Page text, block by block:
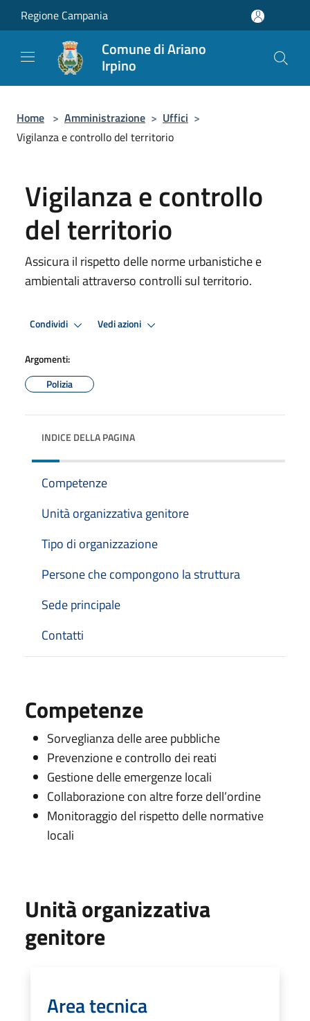
Salta al contenuto principale
Regione Campania
Comune di Ariano
Irpino
Home > Amministrazione > Uffici >
Vigilanza e controllo del territorio
Vigilanza e controllo
del territorio
Assicura il rispetto delle norme urbanistiche e
ambientali attraverso controlli sul territorio.
Condividi Vedi azioni
Argomenti:
Polizia
INDICE DELLA PAGINA
Competenze
Unità organizzativa genitore
Tipo di organizzazione
Persone che compongono la struttura
Sede principale
Contatti
Competenze
Sorveglianza delle aree pubbliche
Prevenzione e controllo dei reati
Gestione delle emergenze locali
Collaborazione con altre forze dell’ordine
Monitoraggio del rispetto delle normative
locali
Unità organizzativa
genitore
Area tecnica